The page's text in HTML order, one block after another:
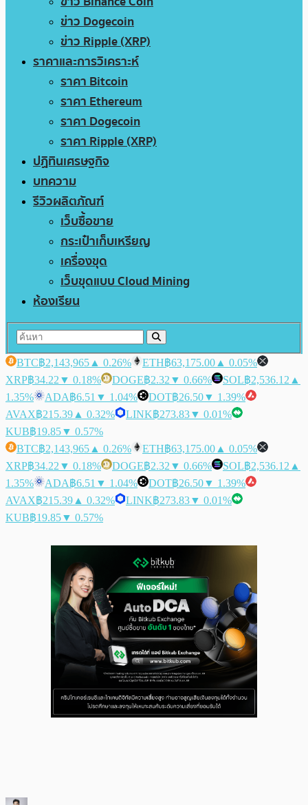
ข่าว Dogecoin
ข่าว Ripple (XRP)
ราคาและการวิเคราะห์
ราคา Bitcoin
ราคา Ethereum
ราคา Dogecoin
ราคา Ripple (XRP)
ปฏิทินเศรษฐกิจ
บทความ
รีวิวผลิตภัณฑ์
เว็บซื้อขาย
กระเป๋าเก็บเหรียญ
เครื่องขุด
เว็บขุดแบบ Cloud Mining
ห้องเรียน
BTC฿2,143,965 ▲ 0.26% ETH฿63,175.00 ▲ 0.05%
XRP฿34.22 ▼ 0.18% DOGE฿2.32 ▼ 0.66% SOL฿2,536.12 ▲
1.35%
ADA฿6.51 ▼ 1.04% DOT฿26.50▼ 1.39%
AVAX฿215.39 ▲ 0.32% LINK฿273.83▼ 0.01%
KUB฿19.85▼ 0.57%
BTC฿2,143,965 ▲ 0.26% ETH฿63,175.00 ▲ 0.05%
XRP฿34.22 ▼ 0.18% DOGE฿2.32 ▼ 0.66% SOL฿2,536.12 ▲
1.35%
ADA฿6.51 ▼ 1.04% DOT฿26.50▼ 1.39%
AVAX฿215.39 ▲ 0.32% LINK฿273.83▼ 0.01%
KUB฿19.85▼ 0.57%